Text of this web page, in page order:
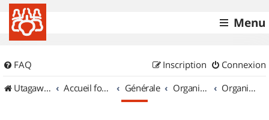
Menu
FAQ Connexion
Inscription
UtagawaVTT (Randos VTT et VTTAE avec traces GPS)
Accueil forum Générale Organisation de sorties & Recherche de partenaires Organisation de sorties en région Bourgogne